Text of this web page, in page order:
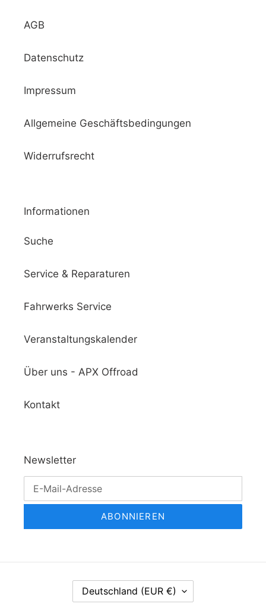
AGB
Datenschutz
Impressum
Allgemeine Geschäftsbedingungen
Widerrufsrecht
Informationen
Suche
Service & Reparaturen
Fahrwerks Service
Veranstaltungskalender
Über uns - APX Offroad
Kontakt
Newsletter
ABONNIEREN
A
Deutschland (EUR €)